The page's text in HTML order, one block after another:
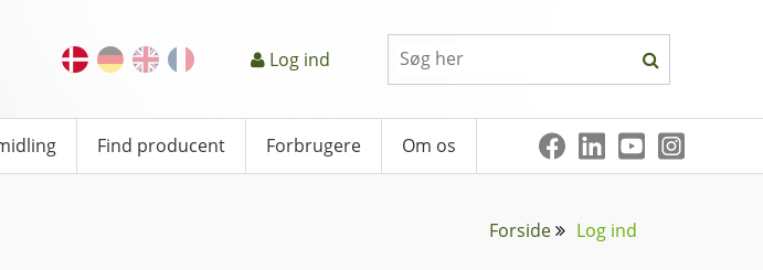
Log ind
Find producent Forbrugere Om os
Forside Log ind